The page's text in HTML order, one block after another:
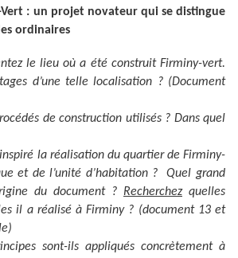
Vert : un projet novateur qui se distingue
ordinaires
le lieu où a été construit Firminy-vert.
d’une telle localisation ? (Document
de construction utilisés ? Dans quel
la réalisation du quartier de Firminy-
et de l’unité d’habitation ? Quel grand
du document ? Recherchezquelles
il a réalisé à Firminy ? (document 13 et
sont-ils appliqués concrètement à